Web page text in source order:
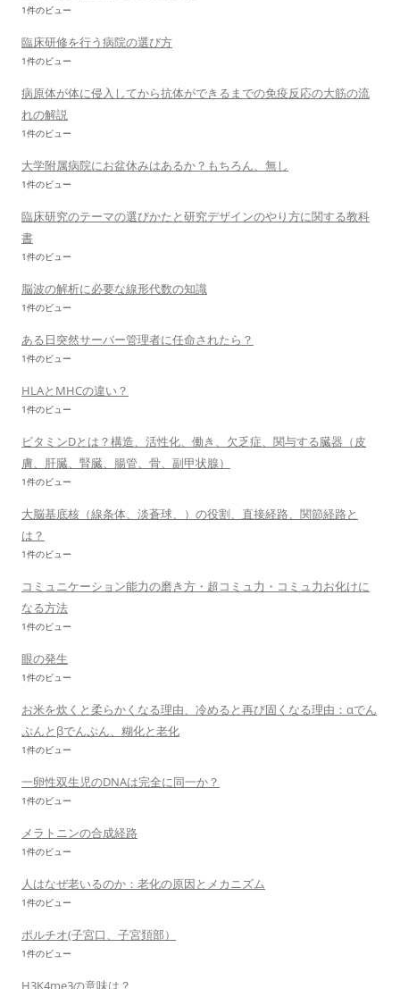
1件のビュー
臨床研修を行う病院の選び方
1件のビュー
病原体が体に侵入してから抗体ができるまでの免疫反応の大筋の流
れの解説
1件のビュー
大学附属病院にお盆休みはあるか？もちろん、無し
1件のビュー
臨床研究のテーマの選びかたと研究デザインのやり方に関する教科
書
1件のビュー
脳波の解析に必要な線形代数の知識
1件のビュー
ある日突然サーバー管理者に任命されたら？
1件のビュー
HLAとMHCの違い？
1件のビュー
ビタミンDとは？構造、活性化、働き、欠乏症、関与する臓器（皮
膚、肝臓、腎臓、腸管、骨、副甲状腺）
1件のビュー
大脳基底核（線条体、淡蒼球、）の役割、直接経路、関節経路と
は？
1件のビュー
コミュニケーション能力の磨き方・超コミュ力・コミュ力お化けに
なる方法
1件のビュー
眼の発生
1件のビュー
お米を炊くと柔らかくなる理由、冷めると再び固くなる理由：αでん
ぷんとβでんぷん、糊化と老化
1件のビュー
一卵性双生児のDNAは完全に同一か？
1件のビュー
メラトニンの合成経路
1件のビュー
人はなぜ老いるのか：老化の原因とメカニズム
1件のビュー
ポルチオ(子宮口、子宮頚部）
1件のビュー
H3K4me3の意味は？